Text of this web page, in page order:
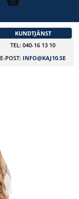
KUNDTJÄNST
TEL: 040-16 13 10
E-POST: INFO@KAJ10.SE